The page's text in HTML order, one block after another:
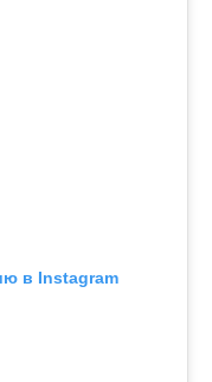
в Instagram